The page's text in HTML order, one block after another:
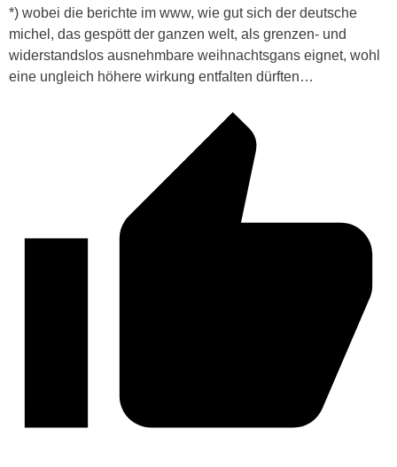
*) wobei die berichte im www, wie gut sich der deutsche
michel, das gespött der ganzen welt, als grenzen- und
widerstandslos ausnehmbare weihnachtsgans eignet, wohl
eine ungleich höhere wirkung entfalten dürften…